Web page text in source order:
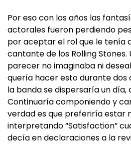
Por eso con los años las
actorales fueron perdiendo
por aceptar el rol que le tenía
cantante de los Rolling Stones.
parecer no imaginaba ni
quería hacer esto durante dos
la banda se dispersaría un día,
Continuaría componiendo y
verdad es que preferiría estar
interpretando “Satisfaction”
decía en declaraciones a la